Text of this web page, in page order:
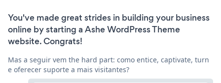
You've made great strides in building your business
online by starting a Ashe WordPress Theme
website. Congrats!
Mas a seguir vem the hard part: como entice, captivate, turn
e oferecer suporte a mais visitantes?